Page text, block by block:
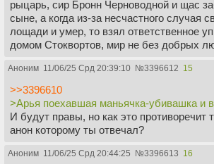
рыцарь, сир Бронн Черноводной и щас
сыне, а когда из-за несчастного случая
лощади и умер, то взял ответственное
домом Стоквортов, мир не без добрых
Аноним 11/06/25 Срд 20:39:10 №3396612 15
>>3396610
>Арья поехавшая маньячка-убивашка и
И будут правы, но как это противоречит
анон которому ты отвечал?
Аноним 11/06/25 Срд 20:44:25 №3396613 16